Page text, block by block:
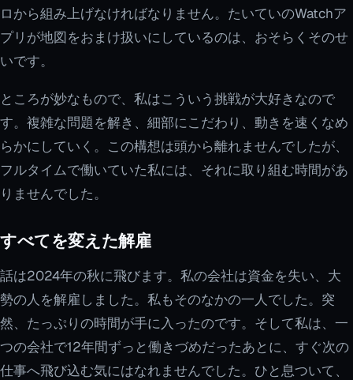
ロから組み上げなければなりません。たいていのWatchア
プリが地図をおまけ扱いにしているのは、おそらくそのせ
いです。
ところが妙なもので、私はこういう挑戦が大好きなので
す。複雑な問題を解き、細部にこだわり、動きを速くなめ
らかにしていく。この構想は頭から離れませんでしたが、
フルタイムで働いていた私には、それに取り組む時間があ
りませんでした。
すべてを変えた解雇
話は2024年の秋に飛びます。私の会社は資金を失い、大
勢の人を解雇しました。私もそのなかの一人でした。突
然、たっぷりの時間が手に入ったのです。そして私は、一
つの会社で12年間ずっと働きづめだったあとに、すぐ次の
仕事へ飛び込む気にはなれませんでした。ひと息ついて、